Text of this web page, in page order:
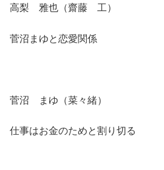
高梨 雅也（齋藤 工）
菅沼まゆと恋愛関係
菅沼 まゆ（菜々緒）
仕事はお金のためと割り切る